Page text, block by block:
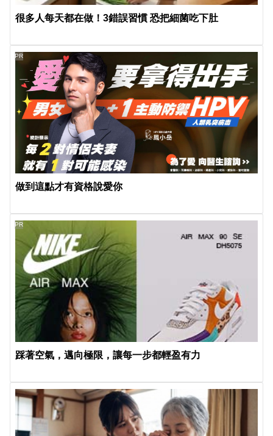
很多人每天都在做！3錯誤習慣 恐把細菌吃下肚
做到這點才有資格說愛你
PR
踩著空氣，邁向極限，讓每一步都輕盈有力
PR